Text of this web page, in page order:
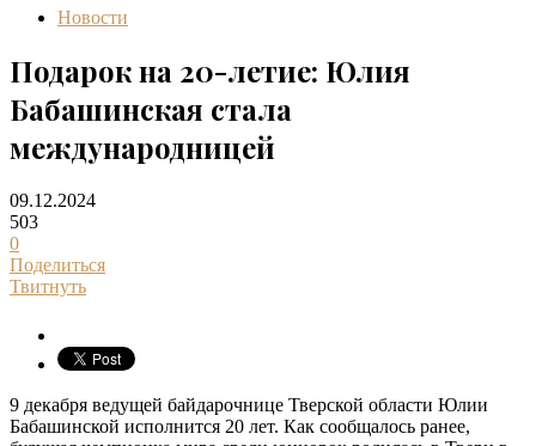
Новости
Подарок на 20-летие: Юлия
Бабашинская стала
международницей
09.12.2024
503
0
Поделиться
Твитнуть
9 декабря ведущей байдарочнице Тверской области Юлии
Бабашинской исполнится 20 лет. Как сообщалось ранее,